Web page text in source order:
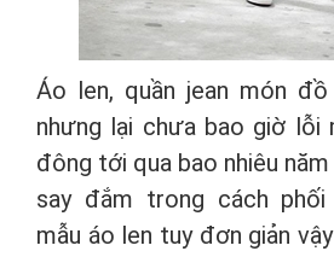
Áo len, quần jean món
nhưng lại chưa bao giờ lỗi
đông tới qua bao nhiêu
say đắm trong cách
mẫu áo len tuy đơn giản